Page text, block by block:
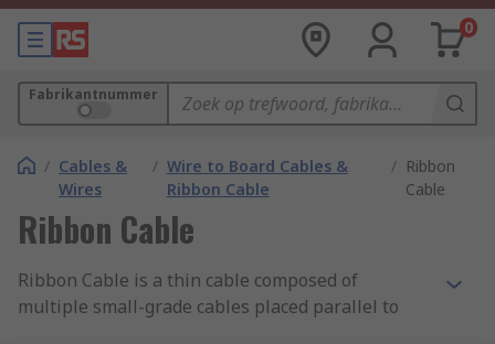
0
Fabrikantnummer
/ Cables &
Wires
/ Wire to Board Cables &
Ribbon Cable
/ Ribbon
Cable
Ribbon Cable
Ribbon Cable is a thin cable composed of
multiple small-grade cables placed parallel to